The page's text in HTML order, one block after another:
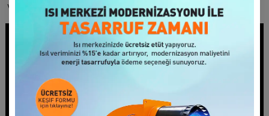
ve sağlamlığı ile müşterilerimiz tarafından tercih edilmektedir.